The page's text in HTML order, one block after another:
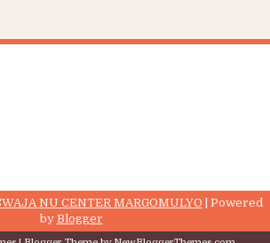
NU CENTER MARGOMULYO | Powered
by Blogger